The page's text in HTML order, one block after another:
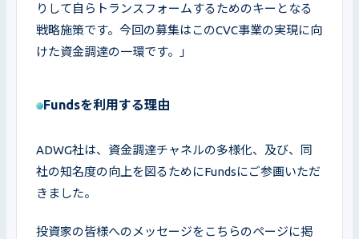
りして自らトランスフォームするためのキーとなる
戦略施策です。今回の募集はこのCVC事業の実現に向
けた資金調達の一環です。」
Fundsを利用する理由
ADWG社は、資金調達チャネルの多様化、及び、同
社の知名度の向上を図るためにFundsにご参画いただ
きました。
投資家の皆様へのメッセージをこちらのページに掲